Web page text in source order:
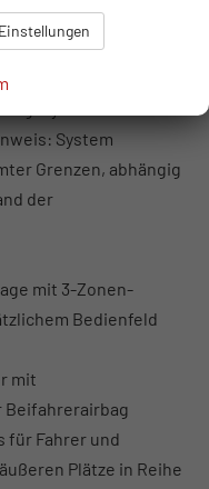
hinten
System
Grenzen, abhängig
der
mit 3-Zonen-
Bedienfeld
mit
für Fahrer und
Plätze in Reihe
Einstellungen